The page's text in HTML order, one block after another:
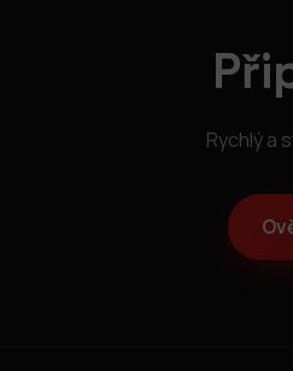
Rychlý a